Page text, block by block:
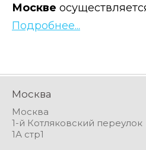
Москве
Подробнее...
Москва
Москва
1-й Котляковский переулок
1А стр1